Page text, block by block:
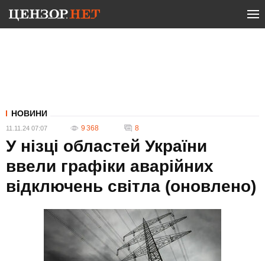
НОВИНИ
11.11.24 07:07 9 368 8
У нізці областей України
ввели графіки аварійних
відключень світла (оновлено)